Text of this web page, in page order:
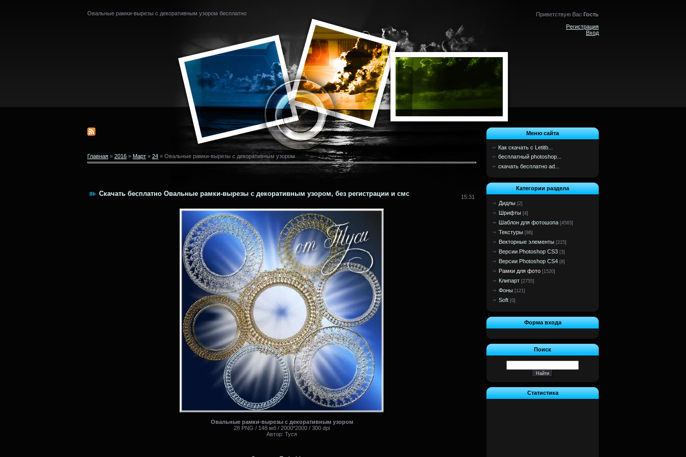
Овальные рамки-вырезы с декоративным узором бесплатно Приветствую Вас Гость
Регистрация
Вход
Главная » 2016 » Март » 24 » Овальные рамки-вырезы с декоративным узором
Скачать бесплатно Овальные рамки-вырезы с декоративным узором, без регистрации и смс 15:31
Овальные рамки-вырезы с декоративным узором
28 PNG / 148 мб / 2000*2000 / 300 dpi
Автор: Туся
Меню сайта
Как скачать с Letitb...
бесплатный photoshop...
скачать бесплатно ad...
Категории раздела
Дидлы [2]
Шрифты [4]
Шаблон для фотошопа [4583]
Текстуры [86]
Векторные элементы [215]
Версии Photoshop CS3 [3]
Версии Photoshop CS4 [8]
Рамки для фото [1520]
Клипарт [2755]
Фоны [121]
Soft [0]
Форма входа
Поиск
Статистика